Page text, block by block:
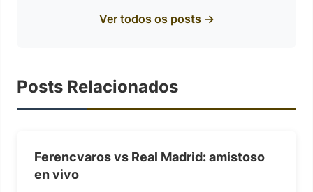
Ver todos os posts →
Posts Relacionados
Ferencvaros vs Real Madrid: amistoso
en vivo